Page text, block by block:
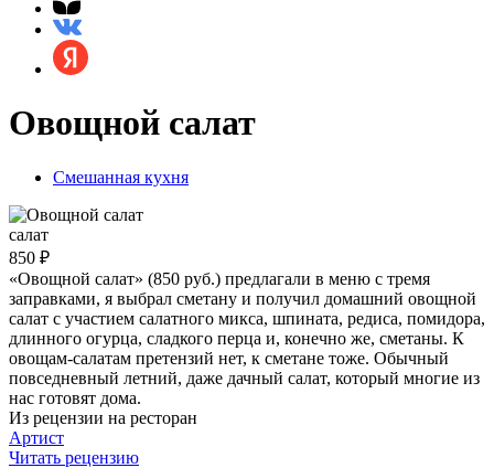
Овощной салат
Смешанная кухня
салат
850 ₽
«Овощной салат» (850 руб.) предлагали в меню с тремя
заправками, я выбрал сметану и получил домашний овощной
салат с участием салатного микса, шпината, редиса, помидора,
длинного огурца, сладкого перца и, конечно же, сметаны. К
овощам-салатам претензий нет, к сметане тоже. Обычный
повседневный летний, даже дачный салат, который многие из
нас готовят дома.
Из рецензии на ресторан
Артист
Читать рецензию